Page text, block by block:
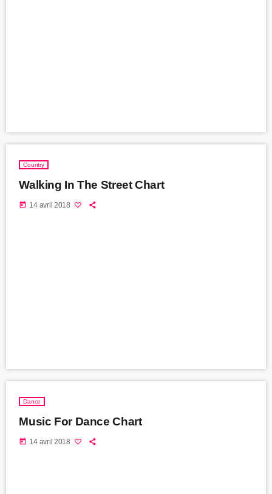
Country
Walking In The Street Chart
today 14 avril 2018
Dance
Music For Dance Chart
today 14 avril 2018